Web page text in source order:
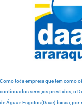
Como toda empresa que tem como
contínua dos serviços prestados, o
de Água e Esgotos (Daae) busca, por